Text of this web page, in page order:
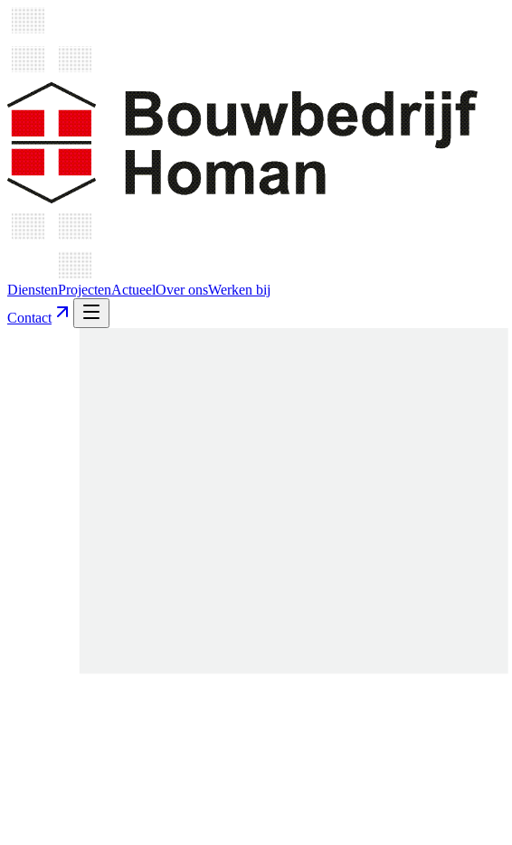
DienstenProjectenActueelOver onsWerken bij
Contact